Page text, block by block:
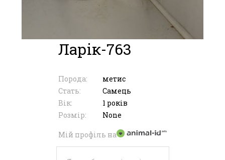
Ларік-763
Порода:
Стать:
Вік:
Розмір:
метис
Самець
1 років
None
Мій профіль на